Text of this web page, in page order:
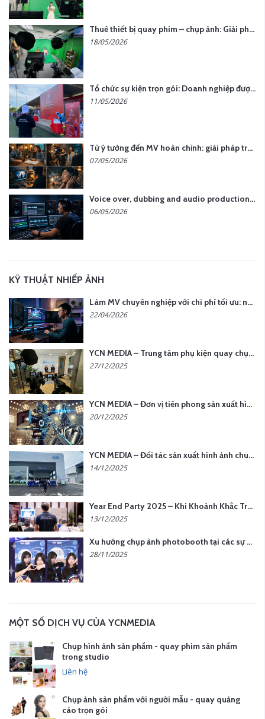
Thuê thiết bị quay phim – chụp ảnh: Giải pháp tối ưu chi phí cho doanh nghiệp
18/05/2026
Tổ chức sự kiện trọn gói: Doanh nghiệp được gì khi chọn đơn vị chuyên nghiệp?
11/05/2026
Từ ý tưởng đến MV hoàn chỉnh: giải pháp trọn gói tại YCN Media
07/05/2026
Voice over, dubbing and audio production services in Vietnam for global content
06/05/2026
KỸ THUẬT NHIẾP ẢNH
Làm MV chuyên nghiệp với chi phí tối ưu: nên chọn quay thực tế hay video AI?
22/04/2026
YCN MEDIA – Trung tâm phụ kiện quay chụp tại Hà Nội
27/12/2025
YCN MEDIA – Đơn vị tiên phong sản xuất hình ảnh & âm thanh bằng AI tại Hà Nội
20/12/2025
YCN MEDIA – Đối tác sản xuất hình ảnh chuyên nghiệp cho doanh nghiệp tại Hà Nội
14/12/2025
Year End Party 2025 – Khi Khoảnh Khắc Trở Thành Dấu Ấn | Gói Ưu Đãi Tháng 12 Từ YCN Media
13/12/2025
Xu hướng chụp ảnh photobooth tại các sự kiện hiện nay
28/11/2025
MỘT SỐ DỊCH VỤ CỦA YCNMEDIA
Chụp hình ảnh sản phẩm - quay phim sản phẩm
trong studio
Liên hệ
Chụp ảnh sản phẩm với người mẫu - quay quảng
cáo trọn gói